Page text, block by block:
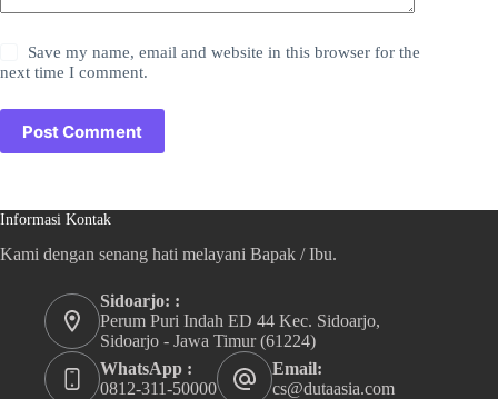
Save my name, email and website in this browser for the
next time I comment.
Post Comment
Informasi Kontak
Kami dengan senang hati melayani Bapak / Ibu.
Sidoarjo: :
Perum Puri Indah ED 44 Kec. Sidoarjo,
Sidoarjo - Jawa Timur (61224)
WhatsApp :
0812-311-50000
Email:
cs@dutaasia.com